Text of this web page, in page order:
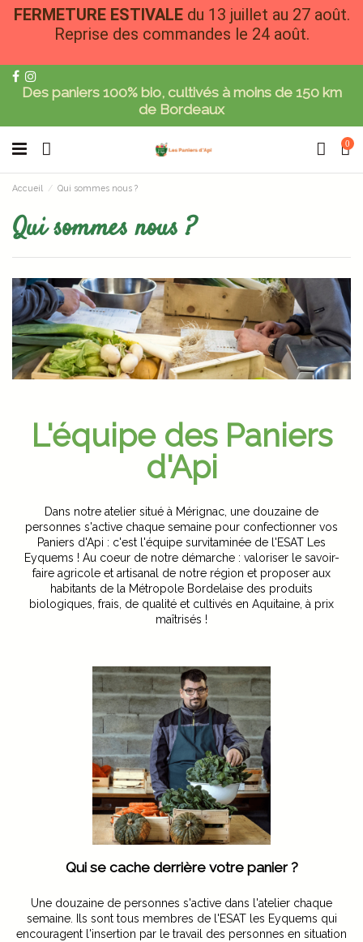
FERMETURE ESTIVALE du 13 juillet au 27 août.
Reprise des commandes le 24 août.
Des paniers 100% bio, cultivés à moins de 150 km
de Bordeaux
0
Accueil Qui sommes nous ?
Qui sommes nous ?
L'équipe des Paniers
d'Api
Dans notre atelier situé à Mérignac, une douzaine de
personnes s'active chaque semaine pour confectionner vos
Paniers d'Api : c'est l'équipe survitaminée de l'ESAT Les
Eyquems ! Au coeur de notre démarche : valoriser le savoir-
faire agricole et artisanal de notre région et proposer aux
habitants de la Métropole Bordelaise des produits
biologiques, frais, de qualité et cultivés en Aquitaine, à prix
maîtrisés !
Qui se cache derrière votre panier ?
Une douzaine de personnes s'active dans l'atelier chaque
semaine. Ils sont tous membres de l'ESAT les Eyquems qui
encouragent l'insertion par le travail des personnes en situation